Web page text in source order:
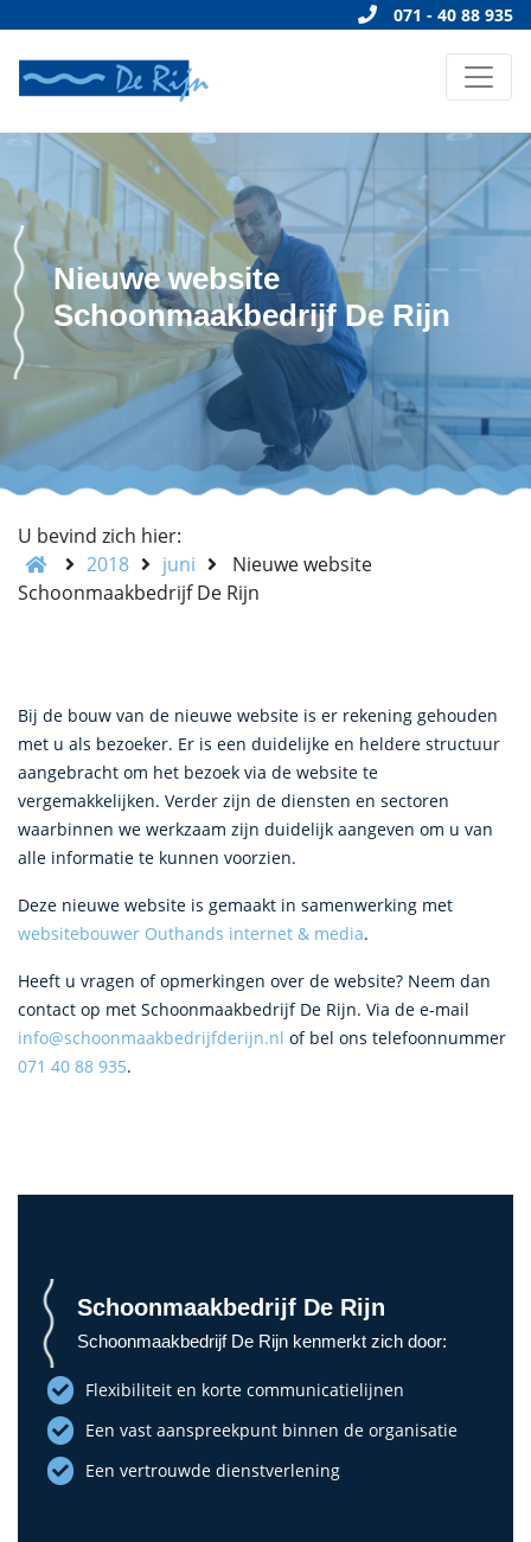
071 - 40 88 935
Nieuwe website
Schoonmaakbedrijf De Rijn
U bevind zich hier:
2018
juni
Nieuwe website
Schoonmaakbedrijf De Rijn
Bij de bouw van de nieuwe website is er rekening gehouden
met u als bezoeker. Er is een duidelijke en heldere structuur
aangebracht om het bezoek via de website te
vergemakkelijken. Verder zijn de diensten en sectoren
waarbinnen we werkzaam zijn duidelijk aangeven om u van
alle informatie te kunnen voorzien.
Deze nieuwe website is gemaakt in samenwerking met
websitebouwer Outhands internet & media.
Heeft u vragen of opmerkingen over de website? Neem dan
contact op met Schoonmaakbedrijf De Rijn. Via de e-mail
info@schoonmaakbedrijfderijn.nl of bel ons telefoonnummer
071 40 88 935.
Schoonmaakbedrijf De Rijn
Schoonmaakbedrijf De Rijn kenmerkt zich door:
Flexibiliteit en korte communicatielijnen
Een vast aanspreekpunt binnen de organisatie
Een vertrouwde dienstverlening